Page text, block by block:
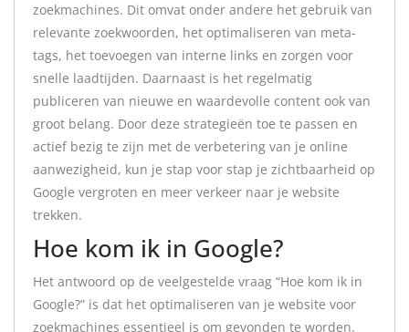
zoekmachines. Dit omvat onder andere het gebruik van
relevante zoekwoorden, het optimaliseren van meta-
tags, het toevoegen van interne links en zorgen voor
snelle laadtijden. Daarnaast is het regelmatig
publiceren van nieuwe en waardevolle content ook van
groot belang. Door deze strategieën toe te passen en
actief bezig te zijn met de verbetering van je online
aanwezigheid, kun je stap voor stap je zichtbaarheid op
Google vergroten en meer verkeer naar je website
trekken.
Hoe kom ik in Google?
Het antwoord op de veelgestelde vraag “Hoe kom ik in
Google?” is dat het optimaliseren van je website voor
zoekmachines essentieel is om gevonden te worden.